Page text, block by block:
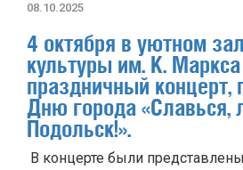
08.10.2025
4 октября в уютном
культуры им. К. Маркса
праздничный
Дню города
Подольск!».
В концерте были